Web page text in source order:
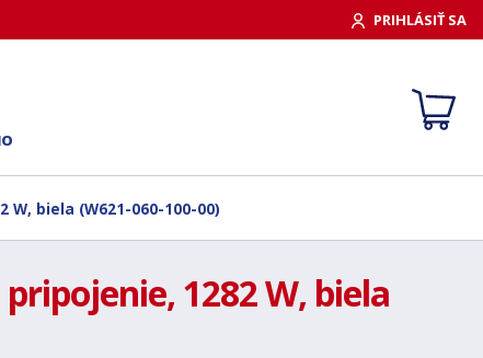
PRIHLÁSIŤ SA
W, biela (W621-060-100-00)
1282 W, biela